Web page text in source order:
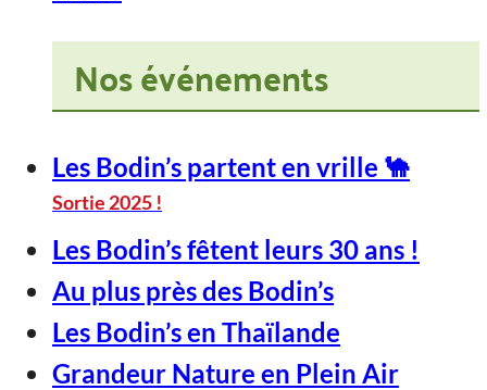
Nos événements
Les Bodin’s partent en vrille 🐪
Sortie 2025 !
Les Bodin’s fêtent leurs 30 ans !
Au plus près des Bodin’s
Les Bodin’s en Thaïlande
Grandeur Nature en Plein Air